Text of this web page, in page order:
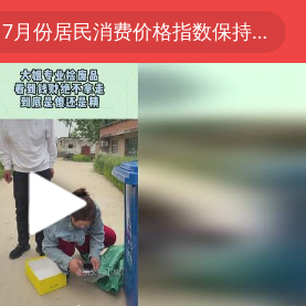
7月份居民消费价格指数保持温和上涨
中使馆：重大涉诈逃犯檀某落网
台湾不是国家不存在“国格”
哥伦比亚发生7.5级地震
独闯南太行失联14天的女子已找到
百花奖完整获奖名单公布